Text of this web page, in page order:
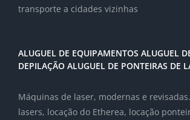
transporte a cidades vizinhas
ALUGUEL DE EQUIPAMENTOS ALUGUEL
DEPILAÇÃO ALUGUEL DE PONTEIRAS DE
Máquinas de laser, modernas e
lasers, locação do Etherea, locação